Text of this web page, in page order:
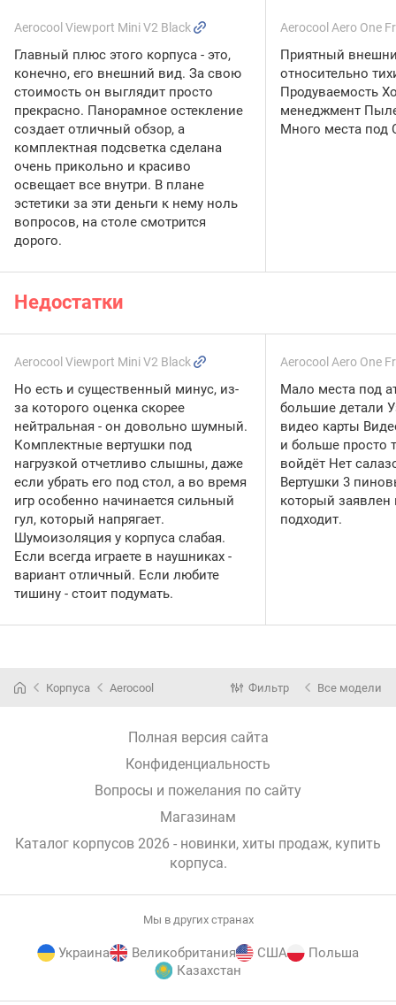
Aerocool Viewport Mini V2 Black
Главный плюс этого корпуса - это,
конечно, его внешний вид. За свою
стоимость он выглядит просто
прекрасно. Панорамное остекление
создает отличный обзор, а
комплектная подсветка сделана
очень прикольно и красиво
освещает все внутри. В плане
эстетики за эти деньги к нему ноль
вопросов, на столе смотрится
дорого.
Aerocool Aero One
Приятный
относительно
Продуваемость
менеджмент
Много места под
Недостатки
Aerocool Viewport Mini V2 Black
Но есть и существенный минус, из-
за которого оценка скорее
нейтральная - он довольно шумный.
Комплектные вертушки под
нагрузкой отчетливо слышны, даже
если убрать его под стол, а во время
игр особенно начинается сильный
гул, который напрягает.
Шумоизоляция у корпуса слабая.
Если всегда играете в наушниках -
вариант отличный. Если любите
тишину - стоит подумать.
Aerocool Aero One
Мало места под
большие детали
видео карты
и больше просто
войдёт Нет
Вертушки 3
который заявлен
подходит.
Корпуса Aerocool Фильтр Все модели
Полная версия сайта
Конфиденциальность
Вопросы и пожелания по сайту
Магазинам
Каталог корпусов 2026 - новинки, хиты продаж, купить
корпуса.
Мы в других странах
Украина Великобритания США
Польша
Казахстан